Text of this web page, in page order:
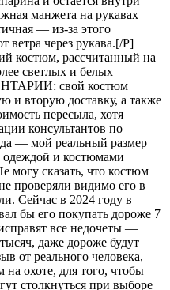
манжета на рукавах
— из-за этого
ветра через рукава.[/P]
костюм, рассчитанный на
светлых и белых
свой костюм
и вторую доставку, а также
пересыла, хотя
консультантов по
— мой реальный размер
одеждой и костюмами
могу сказать, что костюм
проверяли видимо его в
Сейчас в 2024 году в
бы его покупать дороже 7
все недочеты —
даже дороже будут
от реального человека,
охоте, для того, чтобы
столкнуться при выборе